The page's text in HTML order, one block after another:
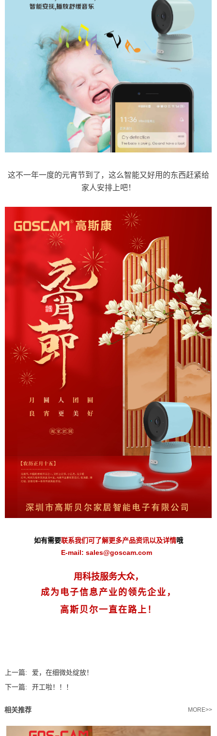
这不一年一度的元宵节到了，这么智能又好用的东西赶紧给
家人安排上吧！
如有需要联系我们可了解更多产品资讯以及详情哦
E-mail: sales@goscam.com
用科技服务大众，
成为电子信息产业的领先企业，
高斯贝尔一直在路上！
上一篇:
爱，在细微处绽放！
下一篇:
开工啦！！！
相关推荐 MORE>>